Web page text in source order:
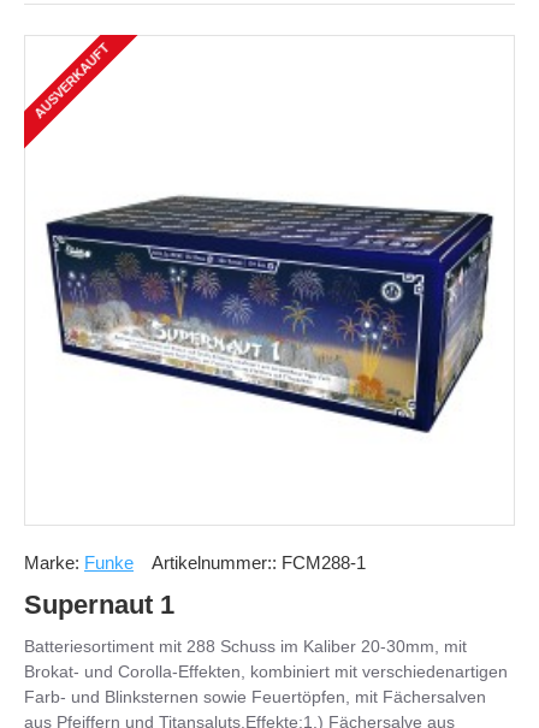
AUSVERKAUFT
Marke: Funke Artikelnummer:: FCM288-1
Supernaut 1
Batteriesortiment mit 288 Schuss im Kaliber 20-30mm, mit
Brokat- und Corolla-Effekten, kombiniert mit verschiedenartigen
Farb- und Blinksternen sowie Feuertöpfen, mit Fächersalven
aus Pfeiffern und Titansaluts.Effekte:1.) Fächersalve aus